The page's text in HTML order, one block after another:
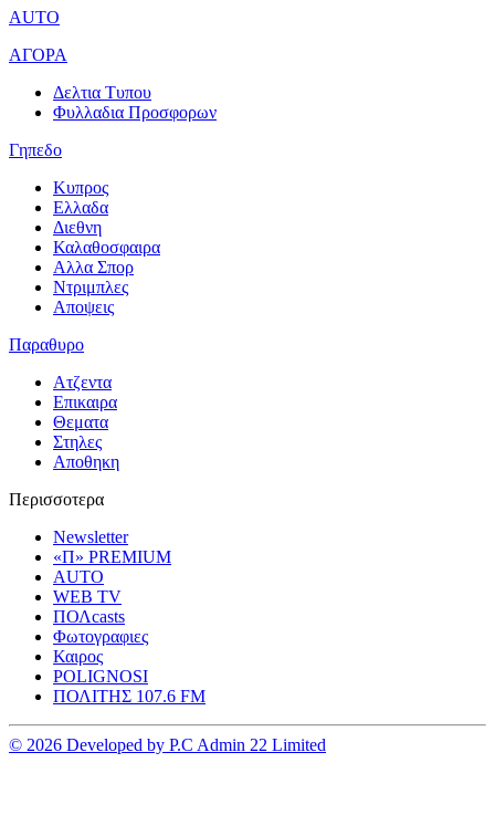
AUTO
ΑΓΟΡΑ
Δελτια Τυπου
Φυλλαδια Προσφορων
Γηπεδο
Κυπρος
Ελλαδα
Διεθνη
Καλαθοσφαιρα
Αλλα Σπορ
Ντριμπλες
Αποψεις
Παραθυρο
Ατζεντα
Επικαιρα
Θεματα
Στηλες
Αποθηκη
Περισσοτερα
Newsletter
«Π» PREMIUM
AUTO
WEB TV
ΠΟΛcasts
Φωτογραφιες
Καιρος
POLIGNOSI
ΠΟΛΙΤΗΣ 107.6 FM
© 2026 Developed by P.C Admin 22 Limited